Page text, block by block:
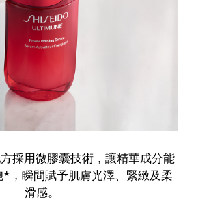
採用微膠囊技術，讓精華成分能
*，瞬間賦予肌膚光澤、緊緻及柔
滑感。